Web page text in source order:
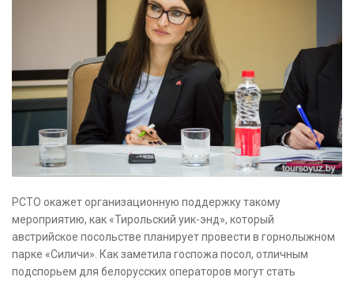
РСТО окажет организационную поддержку такому
мероприятию, как «Тирольский уик-энд», который
австрийское посольстве планирует провести в горнолыжном
парке «Силичи». Как заметила госпожа посол, отличным
подспорьем для белорусских операторов могут стать